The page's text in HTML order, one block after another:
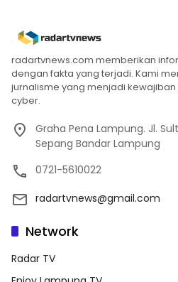
radartvnews.com memberikan
dengan fakta yang terjadi. Kami
jurnalisme yang menjadi
cyber.
Graha Pena Lampung. Jl.
Sepang Bandar Lampung
0721-5610022
radartvnews@gmail.com
Network
Radar TV